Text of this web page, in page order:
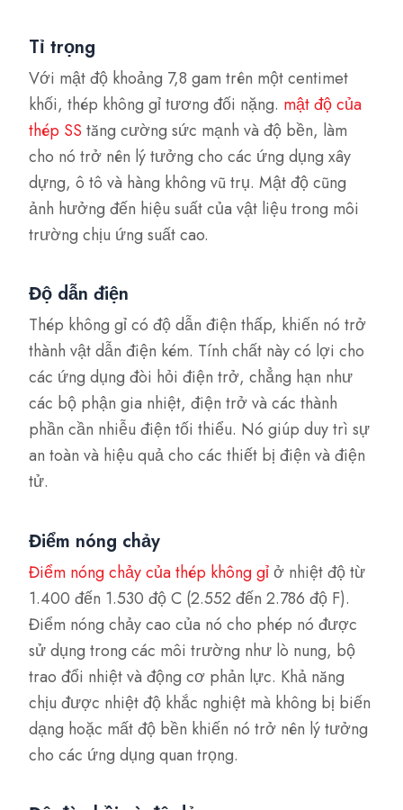
Tỉ trọng
Với mật độ khoảng 7,8 gam trên một centimet
khối, thép không gỉ tương đối nặng. mật độ của
thép SS tăng cường sức mạnh và độ bền, làm
cho nó trở nên lý tưởng cho các ứng dụng xây
dựng, ô tô và hàng không vũ trụ. Mật độ cũng
ảnh hưởng đến hiệu suất của vật liệu trong môi
trường chịu ứng suất cao.
Độ dẫn điện
Thép không gỉ có độ dẫn điện thấp, khiến nó trở
thành vật dẫn điện kém. Tính chất này có lợi cho
các ứng dụng đòi hỏi điện trở, chẳng hạn như
các bộ phận gia nhiệt, điện trở và các thành
phần cần nhiễu điện tối thiểu. Nó giúp duy trì sự
an toàn và hiệu quả cho các thiết bị điện và điện
tử.
Điểm nóng chảy
Điểm nóng chảy của thép không gỉở nhiệt độ từ
1.400 đến 1.530 độ C (2.552 đến 2.786 độ F).
Điểm nóng chảy cao của nó cho phép nó được
sử dụng trong các môi trường như lò nung, bộ
trao đổi nhiệt và động cơ phản lực. Khả năng
chịu được nhiệt độ khắc nghiệt mà không bị biến
dạng hoặc mất độ bền khiến nó trở nên lý tưởng
cho các ứng dụng quan trọng.